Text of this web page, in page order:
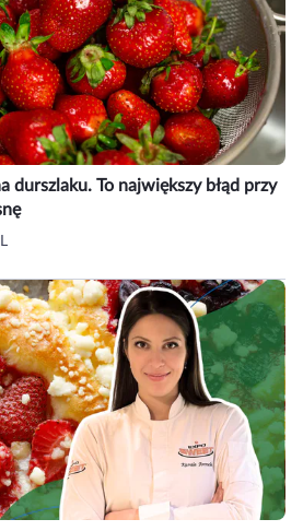
durszlaku. To największy błąd przy